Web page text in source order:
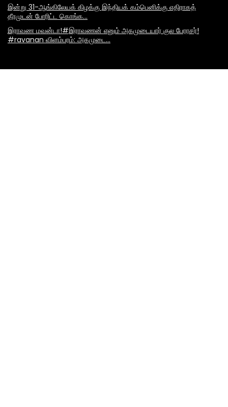
இன்று 31-ஆங்கிலேயக் கிழக்கு இந்தியக் கம்பெனிக்கு எதிராகத்
தீரமுடன் போரிட்ட கொங்க…
இராவண மவன்டா!#இராவணன் எனும் அகமுடையார் குல பேரரசர்!
#ravanan விளம்பரம்: அகமுடை…